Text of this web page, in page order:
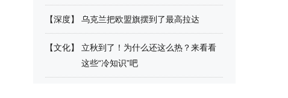
【深度】 乌克兰把欧盟旗摆到了最高拉达
【文化】
立秋到了！为什么还这么热？来看看
这些“冷知识”吧